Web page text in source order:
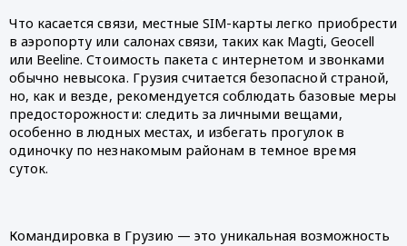
Что касается связи, местные SIM-карты легко приобрести
в аэропорту или салонах связи, таких как Magti, Geocell
или Beeline. Стоимость пакета с интернетом и звонками
обычно невысока. Грузия считается безопасной страной,
но, как и везде, рекомендуется соблюдать базовые меры
предосторожности: следить за личными вещами,
особенно в людных местах, и избегать прогулок в
одиночку по незнакомым районам в темное время
суток.
Командировка в Грузию — это уникальная возможность